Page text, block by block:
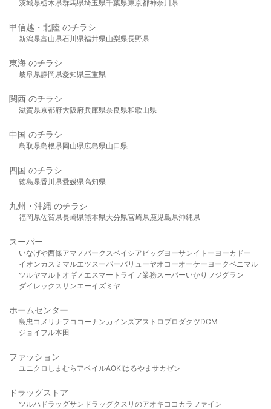
茨城県栃木県群馬県埼玉県千葉県東京都神奈川県
甲信越・北陸 のチラシ
新潟県富山県石川県福井県山梨県長野県
東海 のチラシ
岐阜県静岡県愛知県三重県
関西 のチラシ
滋賀県京都府大阪府兵庫県奈良県和歌山県
中国 のチラシ
鳥取県島根県岡山県広島県山口県
四国 のチラシ
徳島県香川県愛媛県高知県
九州・沖縄 のチラシ
福岡県佐賀県長崎県熊本県大分県宮崎県鹿児島県沖縄県
スーパー
いなげや西條アマノパークスベイシア ビッグヨーサンイトーヨーカドー
イオンカスミ マルエツスーパーバリューヤオコーオーケー ヨークベニマル
ツルヤマルト オギノ エスマート ライフ業務スーパーいかり フジグラン
ダイレックスサンエーイズミヤ
ホームセンター
島忠 コメリ ナフコ コーナンカインズアストロプロダクツDCM
ジョイフル本田
ファッション
ユニクロ しまむら アベイルAOKIはるやま サカゼン
ドラッグストア
ツルハドラッグサンドラッグクスリのアオキ ココカラファイン